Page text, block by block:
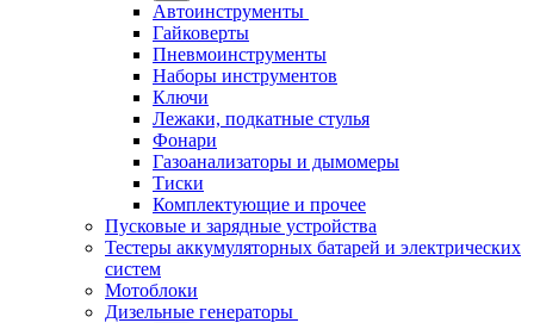
Автоинструменты
Гайковерты
Пневмоинструменты
Наборы инструментов
Ключи
Лежаки, подкатные стулья
Фонари
Газоанализаторы и дымомеры
Тиски
Комплектующие и прочее
Пусковые и зарядные устройства
Тестеры аккумуляторных батарей и электрических
систем
Мотоблоки
Дизельные генераторы